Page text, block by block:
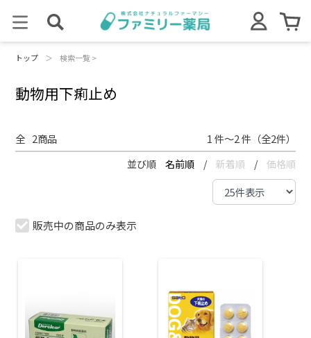
トップ ＞ 検索一覧 >
動物用下痢止め
全 2商品 1 件～2 件（全2件）
並び順 名前順 / 新着順 / 価格順
販売中の商品のみ表示